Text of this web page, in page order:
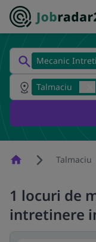
Mecanic
Talmaciu
HomepageTalmaciu
1 locuri de
intretinere